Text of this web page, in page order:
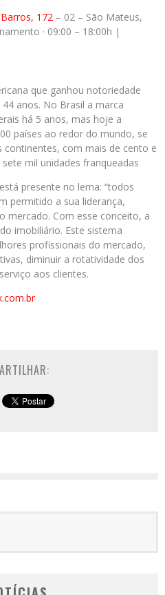
172 – 02 – São Mateus,
· 09:00 – 18:00h |
que ganhou notoriedade
anos. No Brasil a marca
há 5 anos, mas hoje a
países ao redor do mundo, se
com mais de cento e
mil unidades franqueadas
presente no lema: “todos
permitido a sua liderança,
mercado. Com esse conceito, a
imobiliário. Este sistema
profissionais do mercado,
diminuir a rotatividade dos
aos clientes.